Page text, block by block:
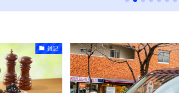
雑記